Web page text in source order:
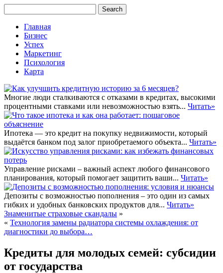
Главная
Бизнес
Успех
Маркетинг
Психология
Карта
Многие люди сталкиваются с отказами в кредитах, высокими
процентными ставками или невозможностью взять... Читать»
Ипотека — это кредит на покупку недвижимости, который
выдаётся банком под залог приобретаемого объекта... Читать»
Управление рисками – важный аспект любого финансового
планирования, который помогает защитить ваши... Читать»
Депозиты с возможностью пополнения – это один из самых
гибких и удобных банковских продуктов для... Читать»
Знаменитые страховые скандалы »
« Технология замены радиатора системы охлаждения: от
диагностики до выбора…
Кредиты для молодых семей: субсидии
от государства